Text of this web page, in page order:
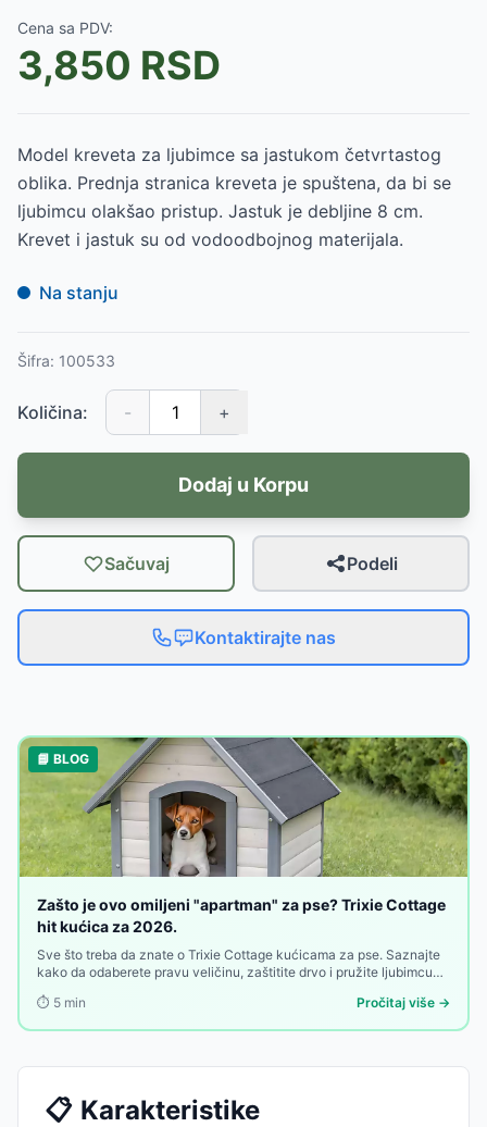
Cena sa PDV:
3,850 RSD
Model kreveta za ljubimce sa jastukom četvrtastog
oblika. Prednja stranica kreveta je spuštena, da bi se
ljubimcu olakšao pristup. Jastuk je debljine 8 cm.
Krevet i jastuk su od vodoodbojnog materijala.
Na stanju
Šifra: 100533
Količina: - +
Dodaj u Korpu
Sačuvaj Podeli
Kontaktirajte nas
📘 BLOG
Zašto je ovo omiljeni "apartman" za pse? Trixie Cottage
hit kućica za 2026.
Sve što treba da znate o Trixie Cottage kućicama za pse. Saznajte
kako da odaberete pravu veličinu, zaštitite drvo i pružite ljubimcu
⏱️ 5 min Pročitaj više →
📋 Karakteristike